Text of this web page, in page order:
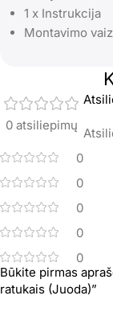
1 x Instrukcija
Montavimo
0 atsiliepimų
0
0
0
0
0
Būkite pirmas
ratukais (Juoda)”